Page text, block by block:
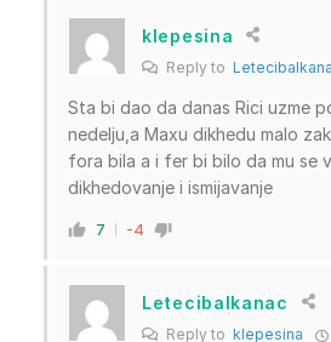
klepesina
Reply to
Sta bi dao da danas Rici uzme
nedelju,a Maxu dikhedu malo
fora bila a i fer bi bilo da mu se
dikhedovanje i ismijavanje
7 -4
Letecibalkanac
Reply to klepesina